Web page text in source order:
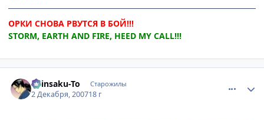
ОРКИ СНОВА РВУТСЯ В БОЙ!!!
STORM, EARTH AND FIRE, HEED MY CALL!!!
Shinsaku-To Старожилы
2 Декабря, 200718 г